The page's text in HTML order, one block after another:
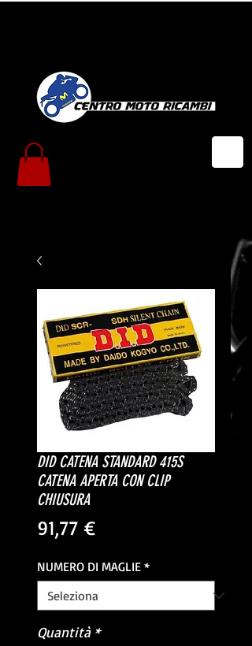
DID CATENA STANDARD 415S
CATENA APERTA CON CLIP
CHIUSURA
91,77 €Prezzo
NUMERO DI MAGLIE *
Quantità *